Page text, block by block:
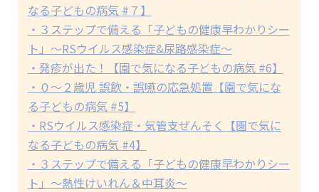
なる子どもの病気 #７】
・３ステップで備える「子どもの健康早わかりシー
ト」～RSウイルス感染症&尿路感染症～
・発疹が出た！【園で気になる子どもの病気 #6】
・０～２歳児 誤飲・誤嚥の応急処置【園で気にな
る子どもの病気 #5】
・RSウイルス感染症・気管支ぜんそく【園で気に
なる子どもの病気 #4】
・３ステップで備える「子どもの健康早わかりシー
ト」～熱性けいれん＆中耳炎～